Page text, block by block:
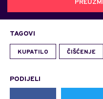
TAGOVI
KUPATILO ČIŠĆENJE
PODIJELI